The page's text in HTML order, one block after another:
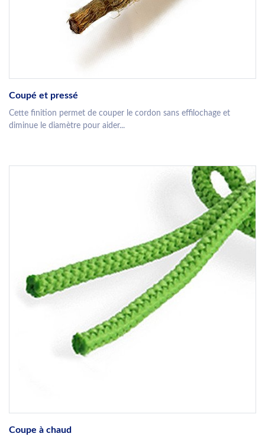
Coupé et pressé
Cette finition permet de couper le cordon sans effilochage et
diminue le diamètre pour aider...
Coupe à chaud